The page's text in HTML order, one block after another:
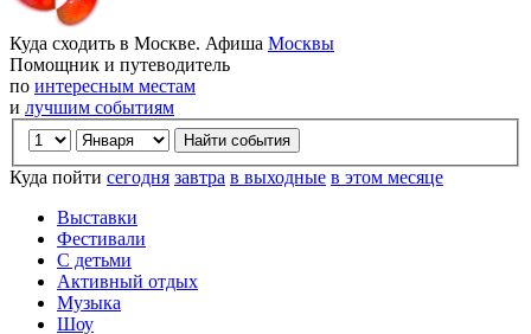
Куда сходить в Москве. Афиша Москвы
Помощник и путеводитель
по интересным местам
и лучшим событиям
Куда пойти сегодня завтра в выходные в этом месяце
Выставки
Фестивали
С детьми
Активный отдых
Музыка
Шоу